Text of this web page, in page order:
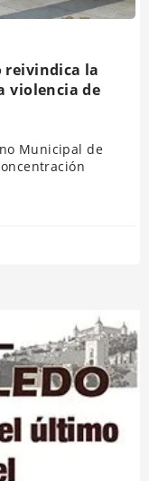
reivindica la
violencia de
Municipal de